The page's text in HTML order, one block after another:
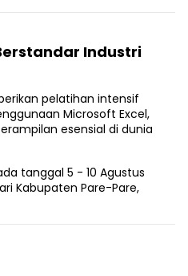
Industri
pelatihan intensif
Microsoft Excel,
esensial di dunia
tanggal 5 - 10 Agustus
Kabupaten Pare-Pare,